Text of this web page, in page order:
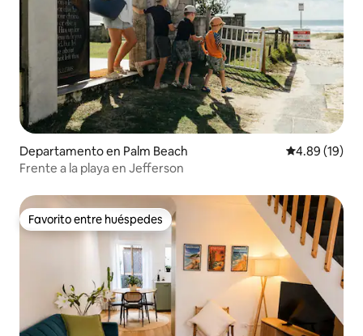
Departamento en Palm Beach Calificación
4.89 (19)
Frente a la playa en Jefferson
Favorito entre huéspedes
Favorito entre huéspedes